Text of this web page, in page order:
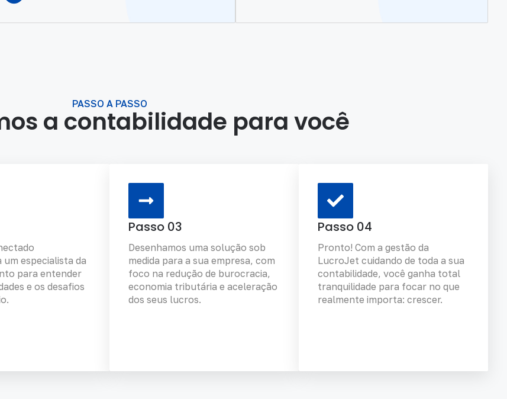
PASSO A PASSO
a contabilidade para você
especialista da
para entender
e os desafios
Passo 03
Desenhamos uma solução sob
medida para a sua empresa, com
foco na redução de burocracia,
economia tributária e aceleração
dos seus lucros.
Passo 04
Pronto! Com a gestão da
LucroJet cuidando de toda a sua
contabilidade, você ganha total
tranquilidade para focar no que
realmente importa: crescer.